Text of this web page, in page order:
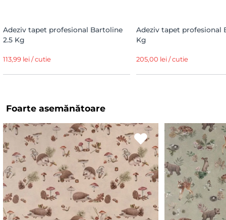
Adeziv tapet profesional Bartoline
2.5 Kg
113,99 lei / cutie
Adeziv tapet profesional
Kg
205,00 lei / cutie
Foarte asemănătoare